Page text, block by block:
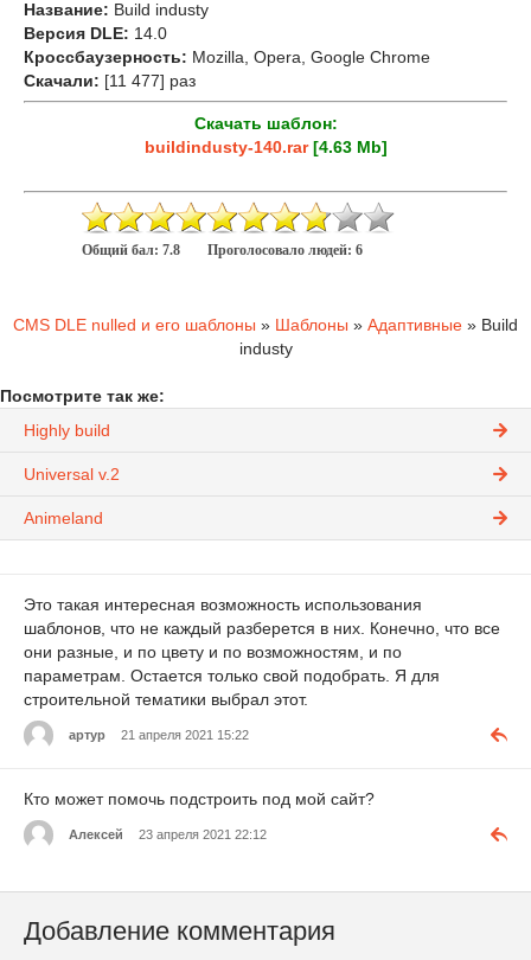
Название: Build industy
Версия DLE: 14.0
Кроссбаузерность: Mozilla, Opera, Google Chrome
Скачали: [11 477] раз
Скачать шаблон:
buildindusty-140.rar[4.63 Mb]
Общий бал: 7.8 Проголосовало людей: 6
CMS DLE nulled и его шаблоны » Шаблоны » Адаптивные » Build
industy
Посмотрите так же:
Highly build
Universal v.2
Animeland
Это такая интересная возможность использования
шаблонов, что не каждый разберется в них. Конечно, что все
они разные, и по цвету и по возможностям, и по
параметрам. Остается только свой подобрать. Я для
строительной тематики выбрал этот.
артур 21 апреля 2021 15:22
Кто может помочь подстроить под мой сайт?
Алексей 23 апреля 2021 22:12
Добавление комментария